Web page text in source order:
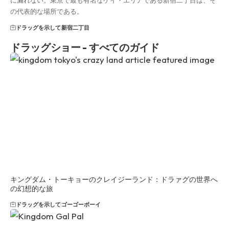
の代表的な場所である。
ドラッグを示して新宿二丁目
ドラッグショー - すべてのガイド
キングダム・トーキョーのクレイジーランド：ドラァグの世界へ
の幻想的な旅
ドラッグを示してゴーゴーボーイ